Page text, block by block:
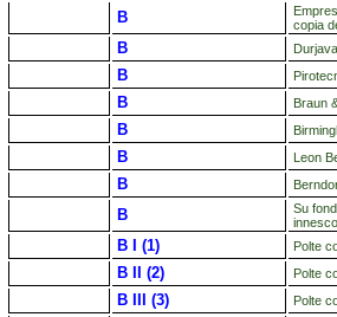
B
copia
B
B
B Braun
B
B Leon
B
B
Su
B I (1) Polte
B II (2) Polte
B III (3) Polte